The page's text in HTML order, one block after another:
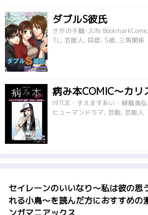
ダブルS彼氏
さがの千鶴･JUN･BookmarkComic
TL, 芸能人, 同居, S彼, 三角関係
HITOE・すえますあい・緋龍高
ヒューマンドラマ, 芸能, 芸能人
セイレーンのいいなり～私は彼の思
れる小鳥～を読んだ方におすすめの
ンガマニアックス